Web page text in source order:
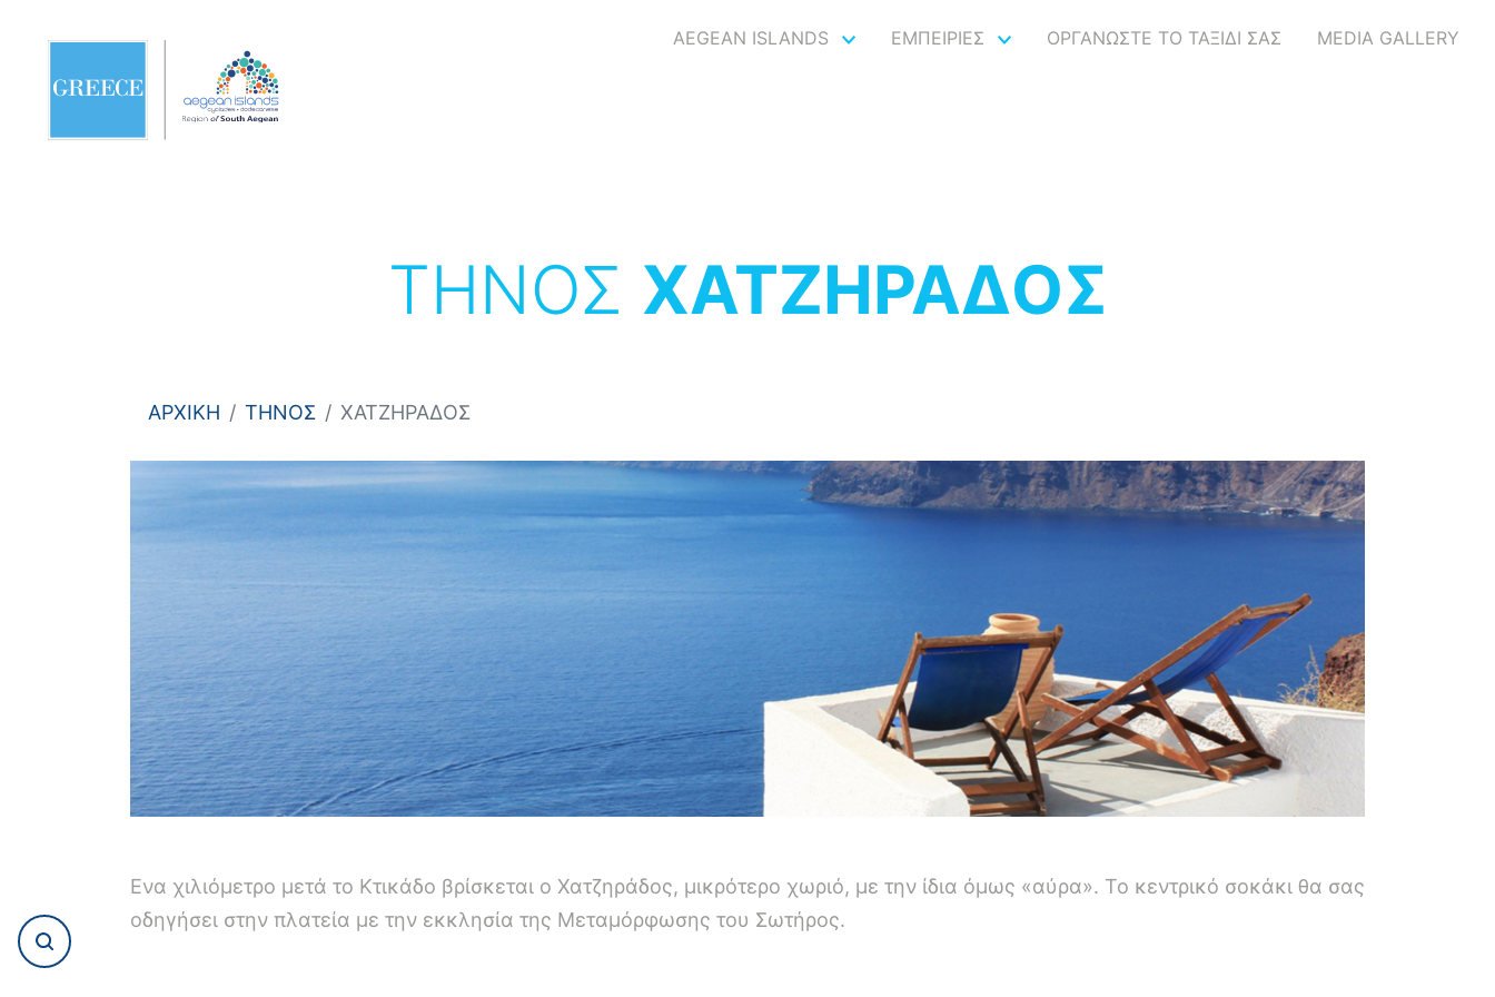
AEGEAN ISLANDS ΕΜΠΕΙΡΙΕΣ ΟΡΓΑΝΩΣΤΕ ΤΟ ΤΑΞΙΔΙ ΣΑΣ MEDIA GALLERY
ΤΗΝΟΣ ΧΑΤΖΗΡΑΔΟΣ
ΑΡΧΙΚΗ ΤΗΝΟΣ ΧΑΤΖΗΡΑΔΟΣ
Ενα χιλιόμετρο μετά το Κτικάδο βρίσκεται ο Χατζηράδος, μικρότερο χωριό, με την ίδια όμως «αύρα». Το κεντρικό σοκάκι θα σας
οδηγήσει στην πλατεία με την εκκλησία της Μεταμόρφωσης του Σωτήρος.